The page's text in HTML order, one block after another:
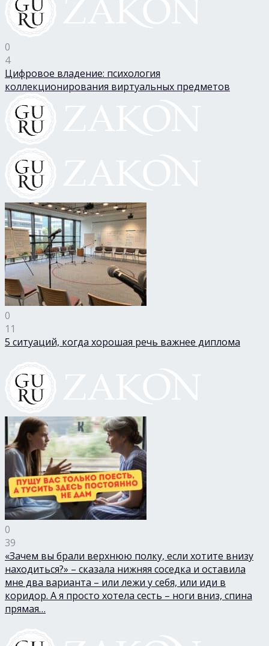
0
4
Цифровое владение: психология
коллекционирования виртуальных предметов
0
11
5 ситуаций, когда хорошая речь важнее диплома
0
39
«Зачем вы брали верхнюю полку, если хотите внизу
находиться?» – сказала нижняя соседка и оставила
мне два варианта – или лежи у себя, или иди в
коридор. А я просто хотела сесть – ноги вниз, спина
прямая…